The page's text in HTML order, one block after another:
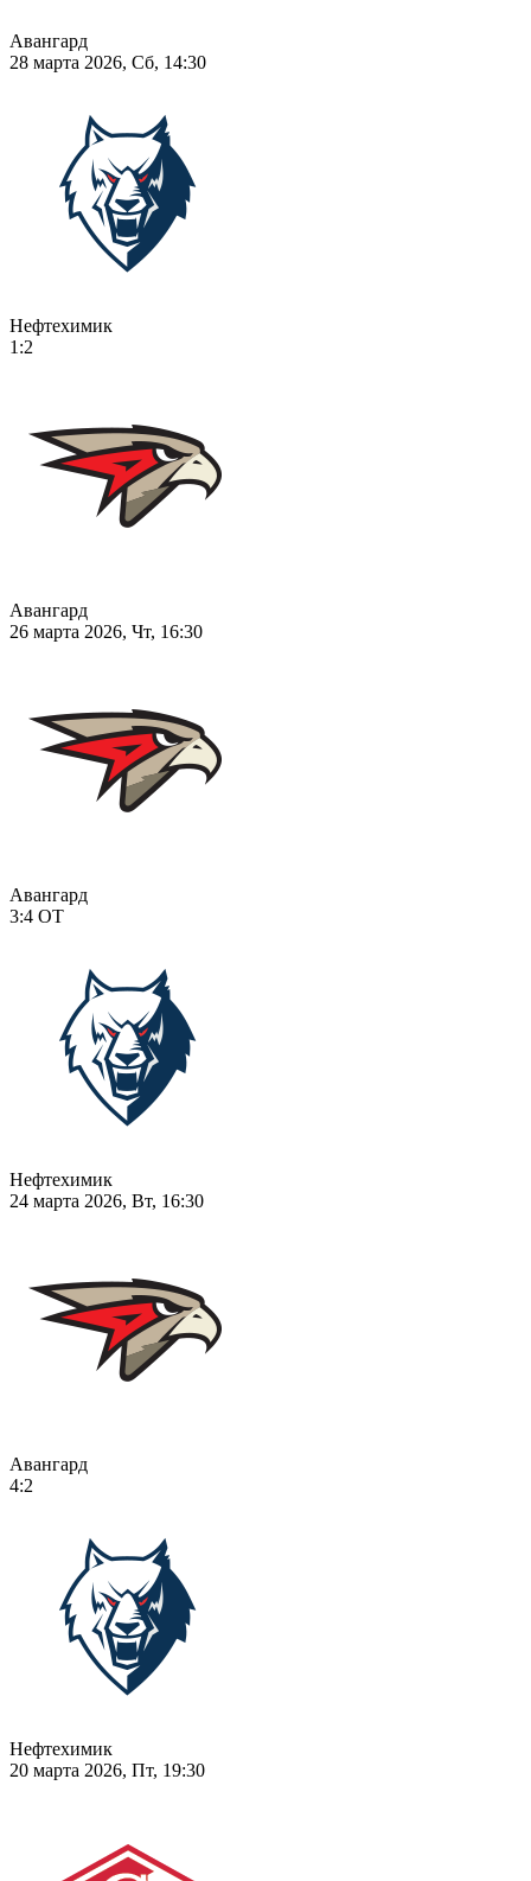
Авангард
28 марта 2026, Сб, 14:30
Нефтехимик
1:2
Авангард
26 марта 2026, Чт, 16:30
Авангард
3:4 ОТ
Нефтехимик
24 марта 2026, Вт, 16:30
Авангард
4:2
Нефтехимик
20 марта 2026, Пт, 19:30